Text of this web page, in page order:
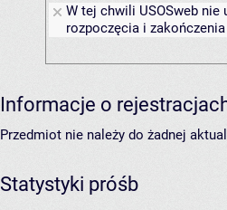
W tej chwili USOSweb
rozpoczęcia i
Informacje o
Przedmiot nie należy do żadnej
Statystyki próśb